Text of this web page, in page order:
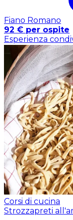
Fiano Romano
92 € per ospite
Esperienza
Corsi di cucina
Strozzapreti